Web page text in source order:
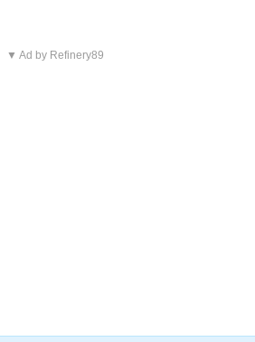
▼ Ad by Refinery89